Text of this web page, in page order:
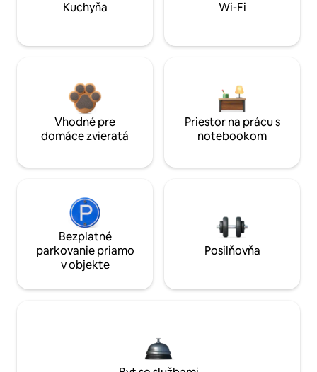
Kuchyňa Wi-Fi
Vhodné pre
domáce zvieratá
Priestor na prácu s
notebookom
Bezplatné
parkovanie priamo
v objekte
Posilňovňa